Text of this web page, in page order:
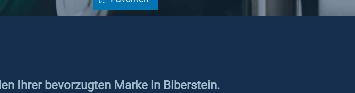
Ihrer bevorzugten Marke in Biberstein.